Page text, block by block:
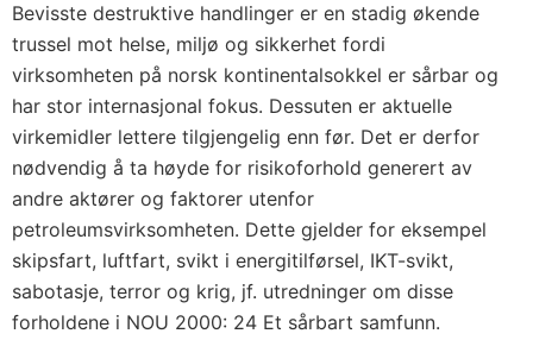
Bevisste destruktive handlinger er en stadig økende
trussel mot helse, miljø og sikkerhet fordi
virksomheten på norsk kontinentalsokkel er sårbar og
har stor internasjonal fokus. Dessuten er aktuelle
virkemidler lettere tilgjengelig enn før. Det er derfor
nødvendig å ta høyde for risikoforhold generert av
andre aktører og faktorer utenfor
petroleumsvirksomheten. Dette gjelder for eksempel
skipsfart, luftfart, svikt i energitilførsel, IKT-svikt,
sabotasje, terror og krig, jf. utredninger om disse
forholdene i NOU 2000: 24 Et sårbart samfunn.